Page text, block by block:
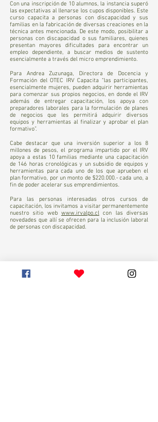
Con una inscripción de 10 alumnos, la instancia superó
las expectativas al llenarse los cupos disponibles. Este
curso capacita a personas con discapacidad y sus
familias en la fabricación de diversas creaciones en la
técnica antes mencionada. De este modo, posibilitar a
personas con discapacidad o sus familiares, quienes
presentan mayores dificultades para encontrar un
empleo dependiente, a buscar medios de sustento
esencialmente a través del micro emprendimiento.
Para Andrea Zuzunaga, Directora de Docencia y
Formación del OTEC IRV Capacita “las participantes,
esencialmente mujeres, pueden adquirir herramientas
para comenzar sus propios negocios, en donde el IRV
además de entregar capacitación, los apoya con
preparadores laborales para la formulación de planes
de negocios que les permitirá adquirir diversos
equipos y herramientas al finalizar y aprobar el plan
formativo”.
Cabe destacar que una inversión superior a los 8
millones de pesos, el programa impartido por el IRV
apoya a estas 10 familias mediante una capacitación
de 146 horas cronológicas y un subsidio de equipos y
herramientas para cada uno de los que aprueben el
plan formativo, por un monto de $220.000.- cada uno, a
fin de poder acelerar sus emprendimientos.
Para las personas interesadas otros cursos de
capacitación, los invitamos a visitar permanentemente
nuestro sitio web www.irvalpo.cl con las diversas
novedades que allí se ofrecen para la inclusión laboral
de personas con discapacidad.
¡Suscríbete a nuestro
Newsletter ahora!